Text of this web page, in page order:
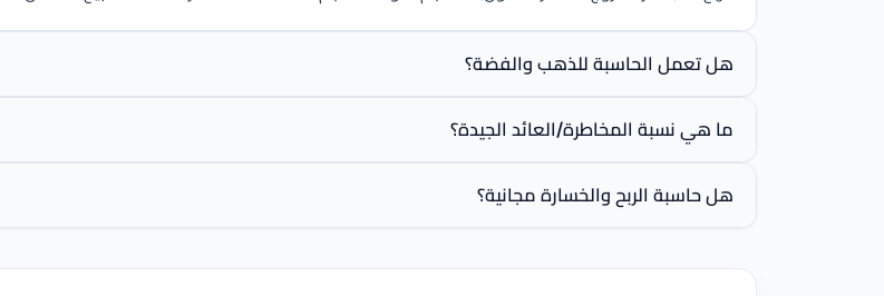
هل تعمل الحاسبة للذهب والفضة؟
ما هي نسبة المخاطرة/العائد الجيدة؟
هل حاسبة الربح والخسارة مجانية؟